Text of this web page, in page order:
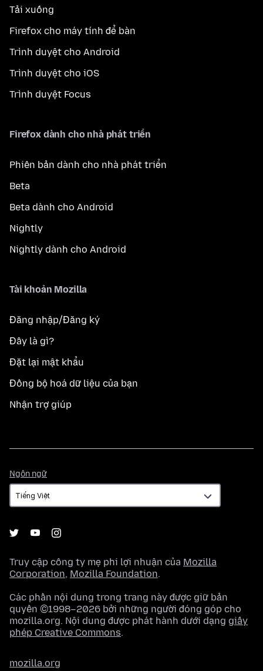
Tải xuống
Firefox cho máy tính để bàn
Trình duyệt cho Android
Trình duyệt cho iOS
Trình duyệt Focus
Firefox dành cho nhà phát triển
Phiên bản dành cho nhà phát triển
Beta
Beta dành cho Android
Nightly
Nightly dành cho Android
Tài khoản Mozilla
Đăng nhập/Đăng ký
Đây là gì?
Đặt lại mật khẩu
Đồng bộ hoá dữ liệu của bạn
Nhận trợ giúp
Ngôn ngữ
ngữ
Truy cập công ty mẹ phi lợi nhuận của Mozilla
Corporation, Mozilla Foundation.
Các phần nội dung trong trang này được giữ bản
quyền ©1998–2026 bởi những người đóng góp cho
mozilla.org. Nội dung được phát hành dưới dạng giấy
phép Creative Commons.
mozilla.org